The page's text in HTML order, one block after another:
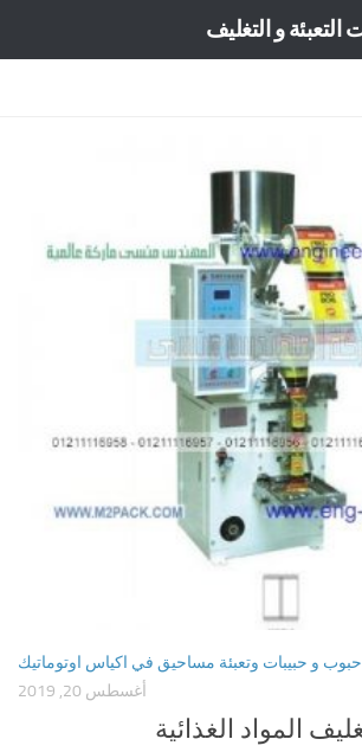
التعبئة و التغليف
حبوب و حبيبات وتعبئة مساحيق في اكياس اوتوماتيك
أغسطس 20, 2019
المواد الغذائية